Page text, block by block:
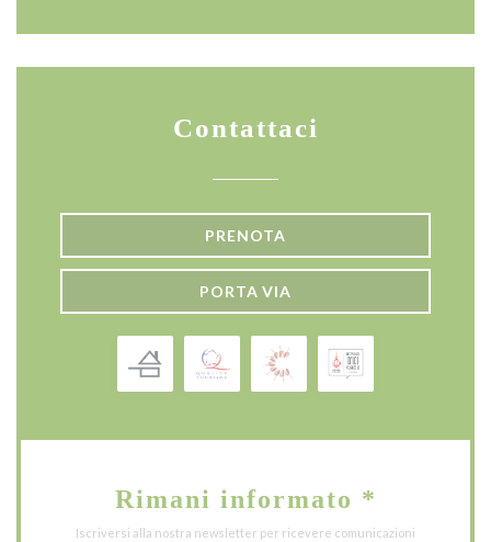
Contattaci
PRENOTA
PORTA VIA
Rimani informato *
Iscriversi alla nostra newsletter per ricevere comunicazioni